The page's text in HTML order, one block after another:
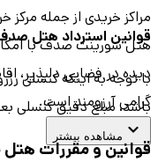
مراکز خریدی از جمله
هتل سورینت صدف با
دیده در فضایی دلپذیر،
گرامی آرزومند است.
مشاهده بیشتر
قوانین استرداد هتل
با توجه به اینکه کنسلی
باشد، مبلغ دقیق کنسلی
قوانین و مقررات هتل